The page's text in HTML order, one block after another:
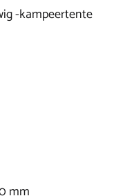
-kampeertente